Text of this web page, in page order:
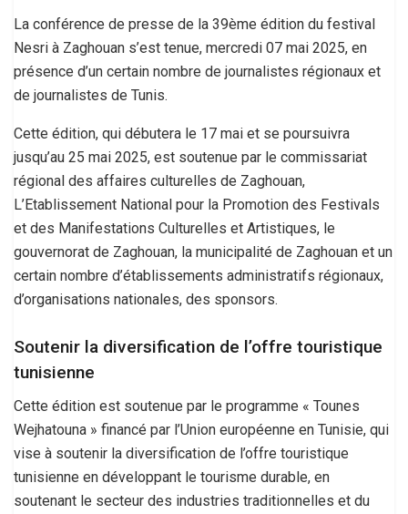
La conférence de presse de la 39ème édition du festival
Nesri à Zaghouan s’est tenue, mercredi 07 mai 2025, en
présence d’un certain nombre de journalistes régionaux et
de journalistes de Tunis.
Cette édition, qui débutera le 17 mai et se poursuivra
jusqu’au 25 mai 2025, est soutenue par le commissariat
régional des affaires culturelles de Zaghouan,
L’Etablissement National pour la Promotion des Festivals
et des Manifestations Culturelles et Artistiques, le
gouvernorat de Zaghouan, la municipalité de Zaghouan et un
certain nombre d’établissements administratifs régionaux,
d’organisations nationales, des sponsors.
Soutenir la diversification de l’offre touristique
tunisienne
Cette édition est soutenue par le programme « Tounes
Wejhatouna » financé par l’Union européenne en Tunisie, qui
vise à soutenir la diversification de l’offre touristique
tunisienne en développant le tourisme durable, en
soutenant le secteur des industries traditionnelles et du